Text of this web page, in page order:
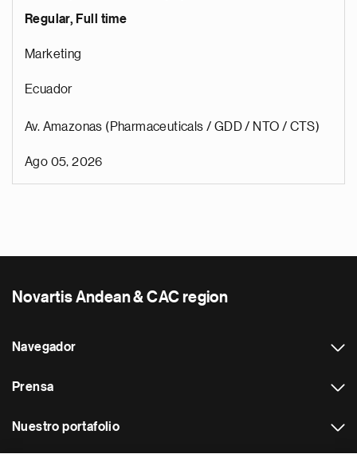
Regular, Full time
Marketing
Ecuador
Av. Amazonas (Pharmaceuticals / GDD / NTO / CTS)
Ago 05, 2026
Novartis Andean & CAC region
Navegador
Prensa
Nuestro portafolio